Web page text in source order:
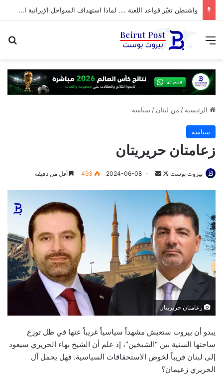
واشنطن تغيّر قواعد اللعبة …. لماذا استهداف السواحل الإيرانية الآن؟
القائمة
الرئيسية / من لبنان / سياسة
سياسة
زعامتان حريريتان
بيروت بوست
تابعأرسل 2024-06-08
493 أقل من دقيقة
زعامتان حريريتان
يبدو أن بيروت ستعيش مشهداً سياسياً غريباً عنها في ظل توزع
ساحتها السنية بين “الشيخين”، إذ علم أن الشيخ بهاء الحريري سيعود
إلى لبنان قريباً لخوض الاستحقاقات السياسية. فهل يحمل آل
الحريري زعيمان؟